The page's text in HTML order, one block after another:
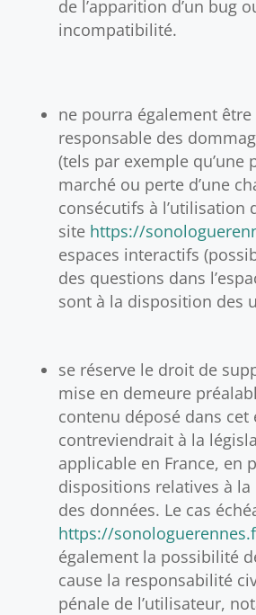
de l’apparition d’un bug
incompatibilité.
ne pourra également être
responsable des
(tels par exemple qu’une
marché ou perte d’une
consécutifs à l’utilisation
site https://
espaces interactifs
des questions dans
sont à la disposition des
se réserve le droit de
mise en demeure
contenu déposé dans cet
contreviendrait à la
applicable en France, en
dispositions relatives à
des données. Le cas
https://
également la possibilité
cause la responsabilité
pénale de l’utilisateur,